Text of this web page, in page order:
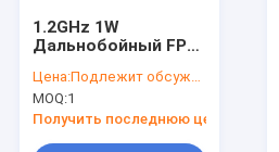
1.2GHz 1W
Дальнобойный FPV
беспроводной
передачей
изображения на 10–
Цена:Подлежит обсуждению
MOQ:1
Получить последнюю цену